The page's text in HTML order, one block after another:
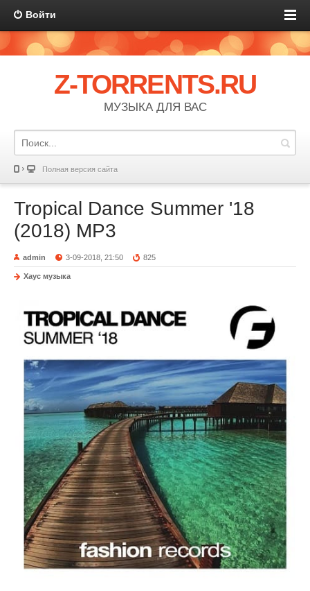
Войти
Z-TORRENTS.RU
МУЗЫКА ДЛЯ ВАС
Полная версия сайта
Tropical Dance Summer '18
(2018) MP3
admin 3-09-2018, 21:50 825
Хаус музыка